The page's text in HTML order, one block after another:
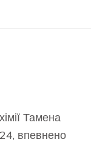
Тамена
впевнено